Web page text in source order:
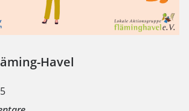
Havel